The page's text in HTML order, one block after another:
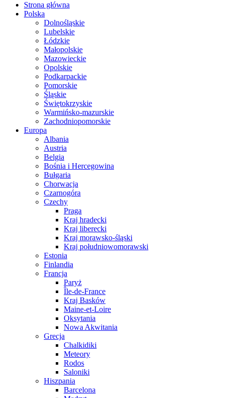
Strona główna
Polska
Dolnośląskie
Lubelskie
Łódzkie
Małopolskie
Mazowieckie
Opolskie
Podkarpackie
Pomorskie
Śląskie
Świętokrzyskie
Warmińsko-mazurskie
Zachodniopomorskie
Europa
Albania
Austria
Belgia
Bośnia i Hercegowina
Bułgaria
Chorwacja
Czarnogóra
Czechy
Praga
Kraj hradecki
Kraj liberecki
Kraj morawsko-śląski
Kraj południowomorawski
Estonia
Finlandia
Francja
Paryż
Île-de-France
Kraj Basków
Maine-et-Loire
Oksytania
Nowa Akwitania
Grecja
Chalkidiki
Meteory
Rodos
Saloniki
Hiszpania
Barcelona